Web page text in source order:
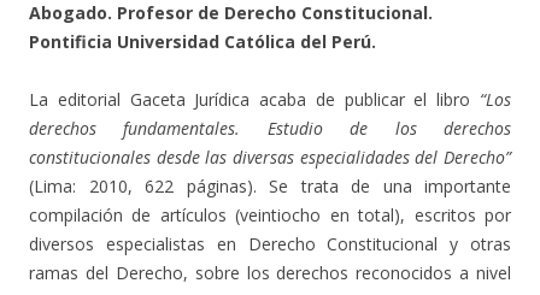
Abogado. Profesor de Derecho Constitucional.
Pontificia Universidad Católica del Perú.
La editorial Gaceta Jurídica acaba de publicar el libro “Los
derechos fundamentales. Estudio de los derechos
constitucionales desde las diversas especialidades del Derecho”
(Lima: 2010, 622 páginas). Se trata de una importante
compilación de artículos (veintiocho en total), escritos por
diversos especialistas en Derecho Constitucional y otras
ramas del Derecho, sobre los derechos reconocidos a nivel